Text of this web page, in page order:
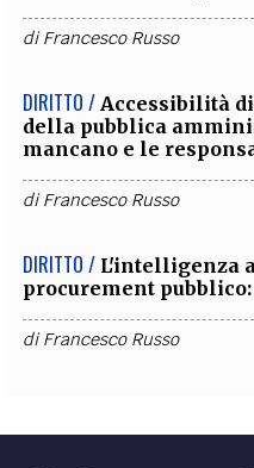
diFrancesco Russo
DIRITTO / Accessibilità
della pubblica
mancano e le
diFrancesco Russo
DIRITTO / L'intelligenza
procurement
diFrancesco Russo